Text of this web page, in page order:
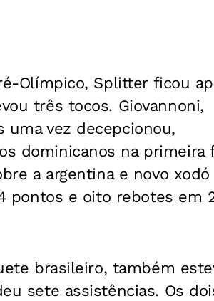
Olímpico, Splitter ficou
três tocos. Giovannoni,
uma vez decepcionou,
dominicanos na primeira
a argentina e novo xodó
pontos e oito rebotes em
brasileiro, também
sete assistências. Os